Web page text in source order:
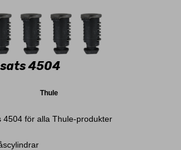
4504
Thule
4504 för alla Thule-produkter